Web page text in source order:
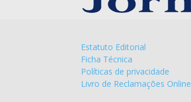
Estatuto Editorial
Ficha Técnica
Políticas de privacidade
Livro de Reclamações Online